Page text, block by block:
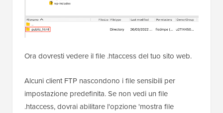
Ora dovresti vedere il file .htaccess del tuo sito web.
Alcuni client FTP nascondono i file sensibili per
impostazione predefinita. Se non vedi un file
.htaccess, dovrai abilitare l'opzione 'mostra file